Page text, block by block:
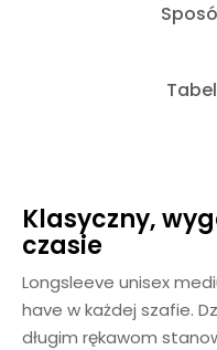
Klasyczny,
czasie
Longsleeve unisex
have w każdej szafie.
długim rękawom